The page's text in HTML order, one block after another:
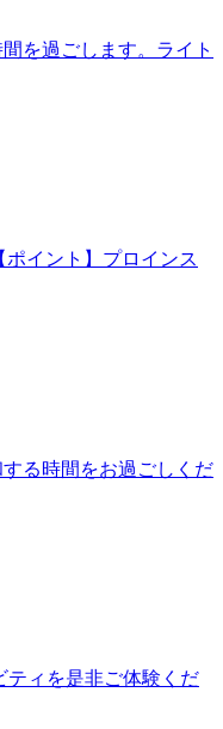
を過ごします。ライト
ポイント】プロインス
る時間をお過ごしくだ
ティを是非ご体験くだ